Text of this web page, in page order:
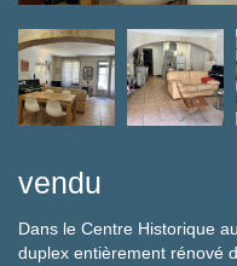
vendu
Dans le Centre Historique
duplex entièrement rénové